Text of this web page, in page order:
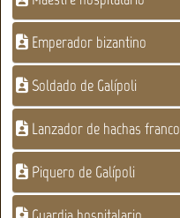
Emperador bizantino
Soldado de Galípoli
Lanzador de hachas franco
Piquero de Galípoli